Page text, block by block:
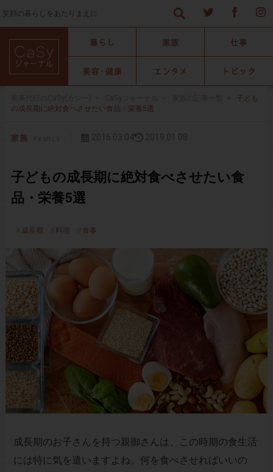
笑顔の暮らしをあたりまえに
子ども
の成長期に絶対食べさせたい食品・栄養5選
子どもの成長期に絶対食べさせたい食
品・栄養5選
成長期 料理 食事
成長期のお子さんを持つ親御さんは、この時期の食生活
には特に気を遣いますよね。何を食べさせればいいの